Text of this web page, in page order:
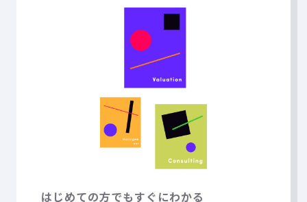
はじめての方でもすぐにわかる